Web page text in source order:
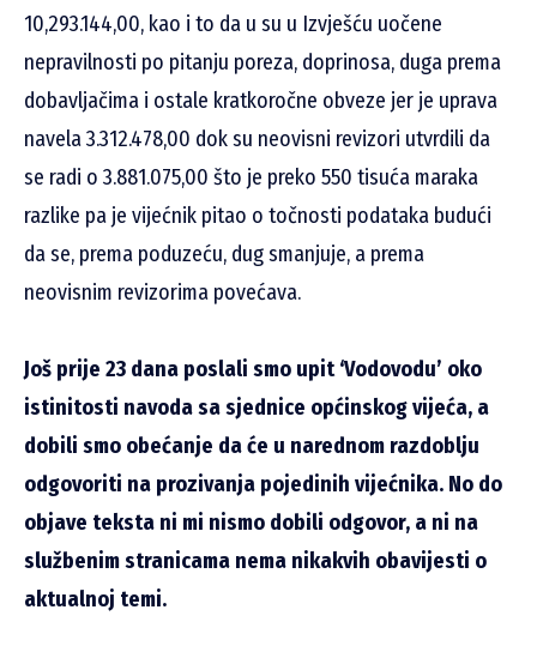
10,293.144,00, kao i to da u su u Izvješću uočene
nepravilnosti po pitanju poreza, doprinosa, duga prema
dobavljačima i ostale kratkoročne obveze jer je uprava
navela 3.312.478,00 dok su neovisni revizori utvrdili da
se radi o 3.881.075,00 što je preko 550 tisuća maraka
razlike pa je vijećnik pitao o točnosti podataka budući
da se, prema poduzeću, dug smanjuje, a prema
neovisnim revizorima povećava.
Još prije 23 dana poslali smo upit ‘Vodovodu’ oko
istinitosti navoda sa sjednice općinskog vijeća, a
dobili smo obećanje da će u narednom razdoblju
odgovoriti na prozivanja pojedinih vijećnika. No do
objave teksta ni mi nismo dobili odgovor, a ni na
službenim stranicama nema nikakvih obavijesti o
aktualnoj temi.